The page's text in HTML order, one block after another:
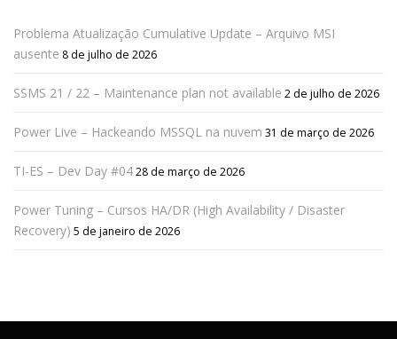
Problema Atualização Cumulative Update – Arquivo MSI
ausente 8 de julho de 2026
SSMS 21 / 22 – Maintenance plan not available 2 de julho de 2026
Power Live – Hackeando MSSQL na nuvem 31 de março de 2026
TI-ES – Dev Day #0428 de março de 2026
Power Tuning – Cursos HA/DR (High Availability / Disaster
Recovery) 5 de janeiro de 2026